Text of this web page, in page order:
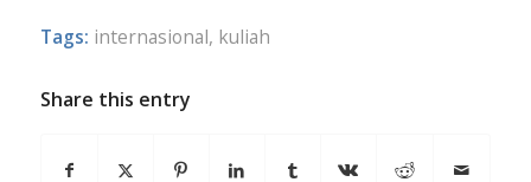
Tags: internasional, kuliah
Share this entry